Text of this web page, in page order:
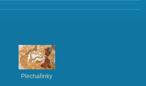
Plechařinky